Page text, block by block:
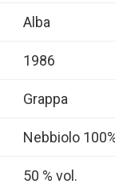
Alba
1986
Grappa
Nebbiolo
50 % vol.